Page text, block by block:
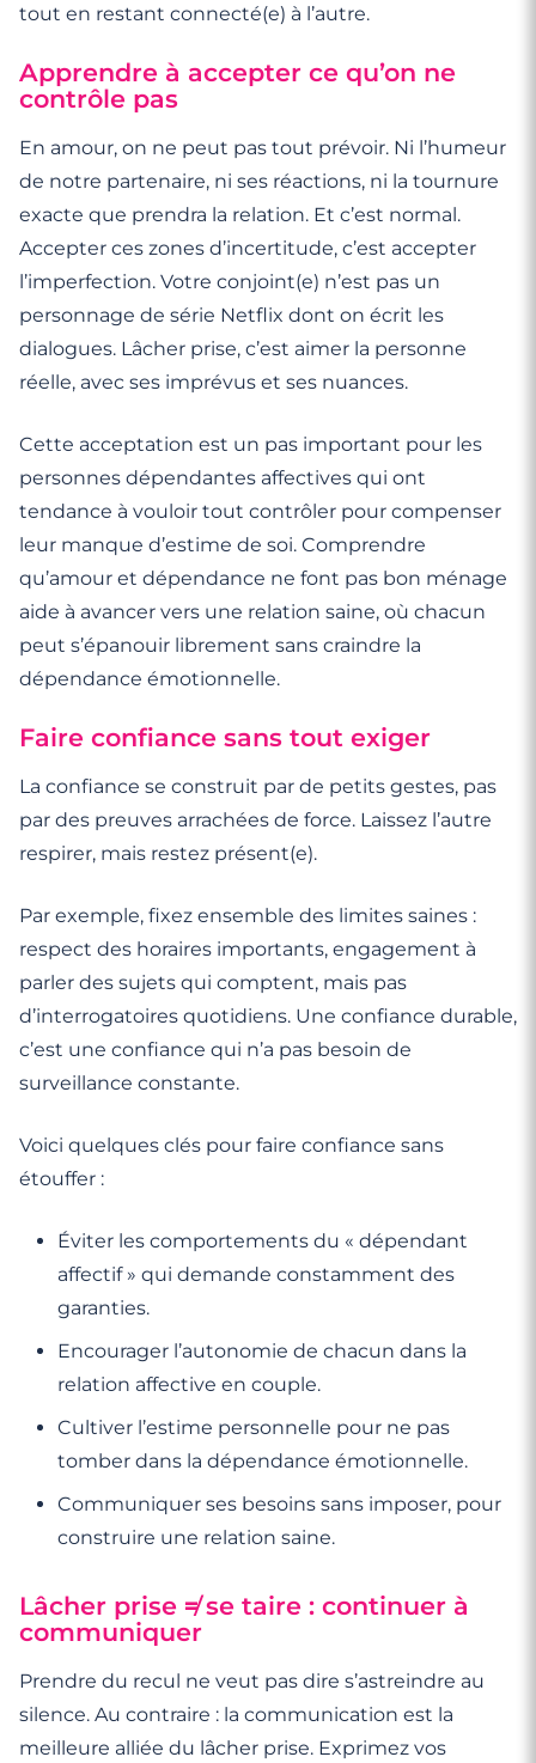
tout en restant connecté(e) à l’autre.
Apprendre à accepter ce qu’on ne
contrôle pas
En amour, on ne peut pas tout prévoir. Ni l’humeur
de notre partenaire, ni ses réactions, ni la tournure
exacte que prendra la relation. Et c’est normal.
Accepter ces zones d’incertitude, c’est accepter
l’imperfection. Votre conjoint(e) n’est pas un
personnage de série Netflix dont on écrit les
dialogues. Lâcher prise, c’est aimer la personne
réelle, avec ses imprévus et ses nuances.
Cette acceptation est un pas important pour les
personnes dépendantes affectives qui ont
tendance à vouloir tout contrôler pour compenser
leur manque d’estime de soi. Comprendre
qu’amour et dépendance ne font pas bon ménage
aide à avancer vers une relation saine, où chacun
peut s’épanouir librement sans craindre la
dépendance émotionnelle.
Faire confiance sans tout exiger
La confiance se construit par de petits gestes, pas
par des preuves arrachées de force. Laissez l’autre
respirer, mais restez présent(e).
Par exemple, fixez ensemble des limites saines :
respect des horaires importants, engagement à
parler des sujets qui comptent, mais pas
d’interrogatoires quotidiens. Une confiance durable,
c’est une confiance qui n’a pas besoin de
surveillance constante.
Voici quelques clés pour faire confiance sans
étouffer :
Éviter les comportements du « dépendant
affectif » qui demande constamment des
garanties.
Encourager l’autonomie de chacun dans la
relation affective en couple.
Cultiver l’estime personnelle pour ne pas
tomber dans la dépendance émotionnelle.
Communiquer ses besoins sans imposer, pour
construire une relation saine.
Lâcher prise ≠ se taire : continuer à
communiquer
Prendre du recul ne veut pas dire s’astreindre au
silence. Au contraire : la communication est la
meilleure alliée du lâcher prise. Exprimez vos